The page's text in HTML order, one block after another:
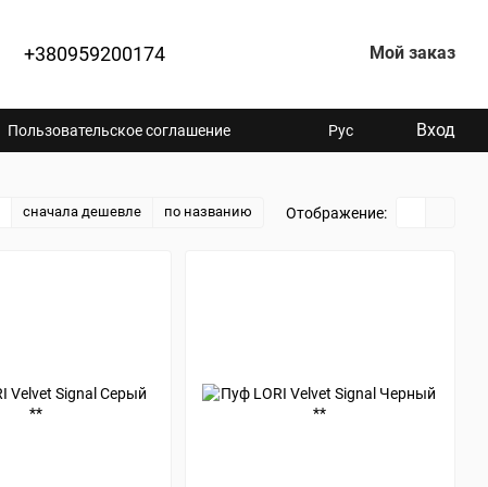
+380959200174 Мой заказ
Пользовательское соглашение
Рус Вход
сначала дешевле по названию Отображение: